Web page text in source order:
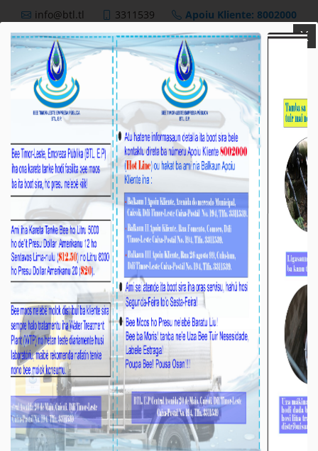
info@btl.tl 3311539 Apoiu Kliente: 8002000
BTL,E.P
Nutisia
Prezidente KE BTL, E.P Partisipa iha Enkontru
Mensál ho S.E MOP
X